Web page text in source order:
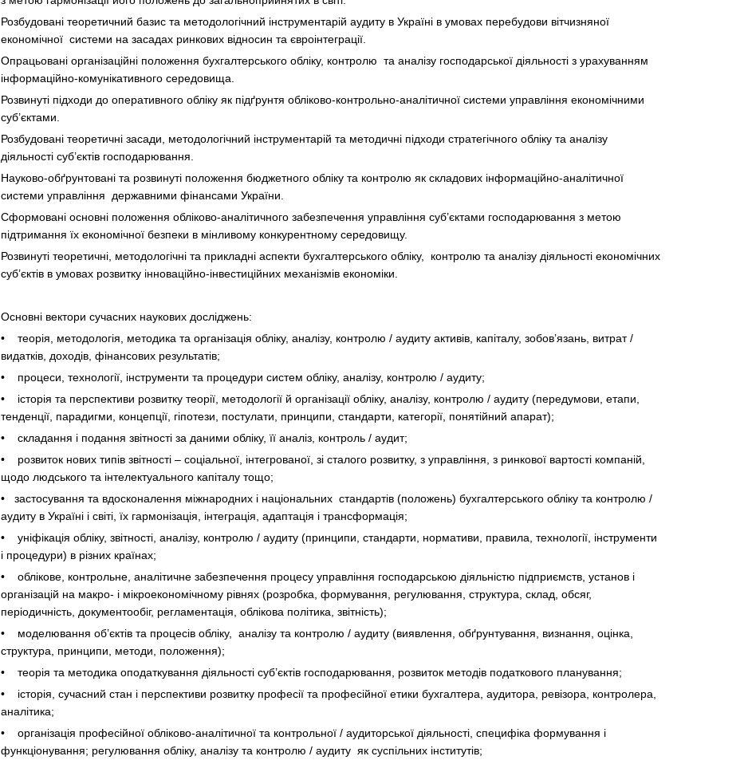
Розбудовані теоретичний базис та методологічний інструментарій аудиту в Україні в умовах перебудови вітчизняної
економічної системи на засадах ринкових відносин та євроінтеграції.
Опрацьовані організаційні положення бухгалтерського обліку, контролю та аналізу господарської діяльності з урахуванням
інформаційно-комунікативного середовища.
Розвинуті підходи до оперативного обліку як підґрунтя обліково-контрольно-аналітичної системи управління економічними
суб’єктами.
Розбудовані теоретичні засади, методологічний інструментарій та методичні підходи стратегічного обліку та аналізу
діяльності суб’єктів господарювання.
Науково-обґрунтовані та розвинуті положення бюджетного обліку та контролю як складових інформаційно-аналітичної
системи управління державними фінансами України.
Сформовані основні положення обліково-аналітичного забезпечення управління суб’єктами господарювання з метою
підтримання їх економічної безпеки в мінливому конкурентному середовищу.
Розвинуті теоретичні, методологічні та прикладні аспекти бухгалтерського обліку, контролю та аналізу діяльності економічних
суб’єктів в умовах розвитку інноваційно-інвестиційних механізмів економіки.
Основні вектори сучасних наукових досліджень:
• теорія, методологія, методика та організація обліку, аналізу, контролю / аудиту активів, капіталу, зобов’язань, витрат /
видатків, доходів, фінансових результатів;
• процеси, технології, інструменти та процедури систем обліку, аналізу, контролю / аудиту;
• історія та перспективи розвитку теорії, методології й організації обліку, аналізу, контролю / аудиту (передумови, етапи,
тенденції, парадигми, концепції, гіпотези, постулати, принципи, стандарти, категорії, понятійний апарат);
• складання і подання звітності за даними обліку, її аналіз, контроль / аудит;
• розвиток нових типів звітності – соціальної, інтегрованої, зі сталого розвитку, з управління, з ринкової вартості компаній,
щодо людського та інтелектуального капіталу тощо;
• застосування та вдосконалення міжнародних і національних стандартів (положень) бухгалтерського обліку та контролю /
аудиту в Україні і світі, їх гармонізація, інтеграція, адаптація і трансформація;
• уніфікація обліку, звітності, аналізу, контролю / аудиту (принципи, стандарти, нормативи, правила, технології, інструменти
і процедури) в різних країнах;
• облікове, контрольне, аналітичне забезпечення процесу управління господарською діяльністю підприємств, установ і
організацій на макро- і мікроекономічному рівнях (розробка, формування, регулювання, структура, склад, обсяг,
періодичність, документообіг, регламентація, облікова політика, звітність);
• моделювання об’єктів та процесів обліку, аналізу та контролю / аудиту (виявлення, обґрунтування, визнання, оцінка,
структура, принципи, методи, положення);
• теорія та методика оподаткування діяльності суб’єктів господарювання, розвиток методів податкового планування;
• історія, сучасний стан і перспективи розвитку професії та професійної етики бухгалтера, аудитора, ревізора, контролера,
аналітика;
• організація професійної обліково-аналітичної та контрольної / аудиторської діяльності, специфіка формування і
функціонування; регулювання обліку, аналізу та контролю / аудиту як суспільних інститутів;